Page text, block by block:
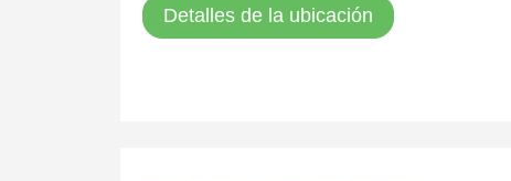
Detalles de la ubicación